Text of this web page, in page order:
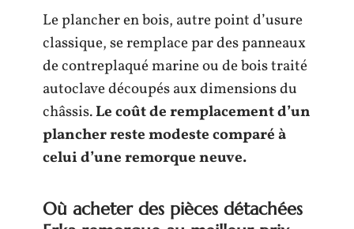
Le plancher en bois, autre point d’usure
classique, se remplace par des panneaux
de contreplaqué marine ou de bois traité
autoclave découpés aux dimensions du
châssis.Le coût de remplacement d’un
plancher reste modeste comparé à
celui d’une remorque neuve.
Où acheter des pièces détachées